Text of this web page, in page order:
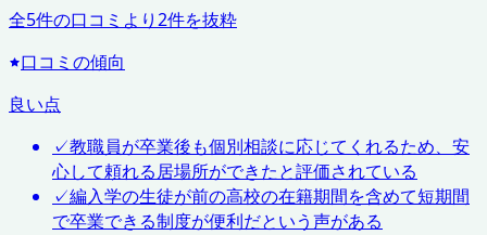
全5件の口コミより2件を抜粋
口コミの傾向
良い点
✓教職員が卒業後も個別相談に応じてくれるため、安
心して頼れる居場所ができたと評価されている
✓編入学の生徒が前の高校の在籍期間を含めて短期間
で卒業できる制度が便利だという声がある